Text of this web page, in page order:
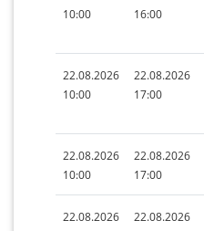
10:00
16:00
22.08.2026
10:00
22.08.2026
17:00
22.08.2026
10:00
22.08.2026
17:00
22.08.2026
22.08.2026